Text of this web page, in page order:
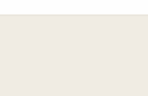
participaciju publike, brz i merljiv ROI i